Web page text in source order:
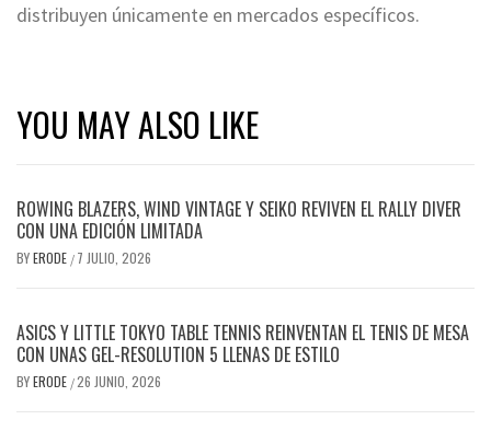
distribuyen únicamente en mercados específicos.
YOU MAY ALSO LIKE
ROWING BLAZERS, WIND VINTAGE Y SEIKO REVIVEN EL RALLY DIVER
CON UNA EDICIÓN LIMITADA
BYERODE / 7 JULIO, 2026
ASICS Y LITTLE TOKYO TABLE TENNIS REINVENTAN EL TENIS DE MESA
CON UNAS GEL-RESOLUTION 5 LLENAS DE ESTILO
BYERODE /26 JUNIO, 2026